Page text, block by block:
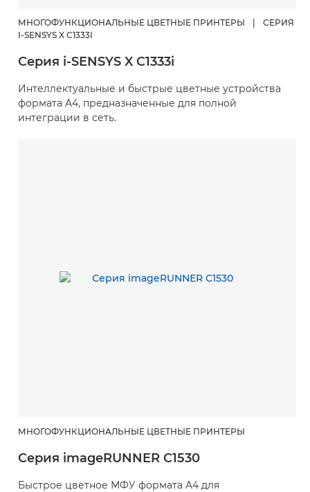
МНОГОФУНКЦИОНАЛЬНЫЕ ЦВЕТНЫЕ ПРИНТЕРЫ
СЕРИЯ
I-SENSYS X C1333I
Серия i-SENSYS X C1333i
Интеллектуальные и быстрые цветные устройства
формата A4, предназначенные для полной
интеграции в сеть.
МНОГОФУНКЦИОНАЛЬНЫЕ ЦВЕТНЫЕ ПРИНТЕРЫ
Серия imageRUNNER C1530
Быстрое цветное МФУ формата A4 для